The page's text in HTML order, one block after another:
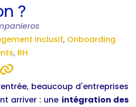
?
inclusif, Onboarding
, RH
beaucoup d'entreprises
arriver : une intégration des